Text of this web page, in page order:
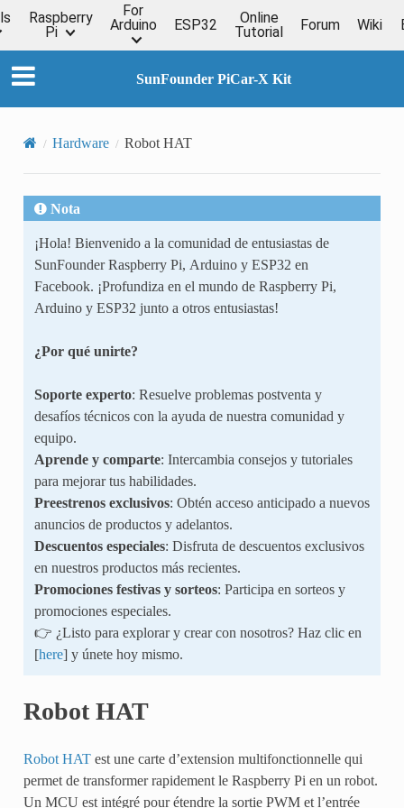
Raspberry
Pi
For
Arduino
ESP32
Online
Tutorial
Forum Wiki
SunFounder PiCar-X Kit
Hardware Robot HAT
Nota
¡Hola! Bienvenido a la comunidad de entusiastas de
SunFounder Raspberry Pi, Arduino y ESP32 en
Facebook. ¡Profundiza en el mundo de Raspberry Pi,
Arduino y ESP32 junto a otros entusiastas!
¿Por qué unirte?
Soporte experto: Resuelve problemas postventa y
desafíos técnicos con la ayuda de nuestra comunidad y
equipo.
Aprende y comparte: Intercambia consejos y tutoriales
para mejorar tus habilidades.
Preestrenos exclusivos: Obtén acceso anticipado a nuevos
anuncios de productos y adelantos.
Descuentos especiales: Disfruta de descuentos exclusivos
en nuestros productos más recientes.
Promociones festivas y sorteos: Participa en sorteos y
promociones especiales.
👉 ¿Listo para explorar y crear con nosotros? Haz clic en
[here] y únete hoy mismo.
Robot HAT
Robot HATest une carte d’extension multifonctionnelle qui
permet de transformer rapidement le Raspberry Pi en un robot.
Un MCU est intégré pour étendre la sortie PWM et l’entrée